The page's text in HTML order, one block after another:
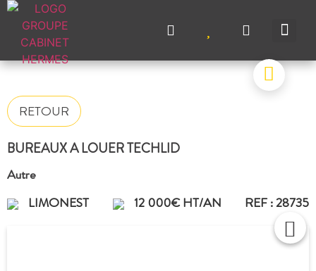
RETOUR
BUREAUX A LOUER TECHLID
Autre
LIMONEST
12 000€ HT/AN REF : 28735